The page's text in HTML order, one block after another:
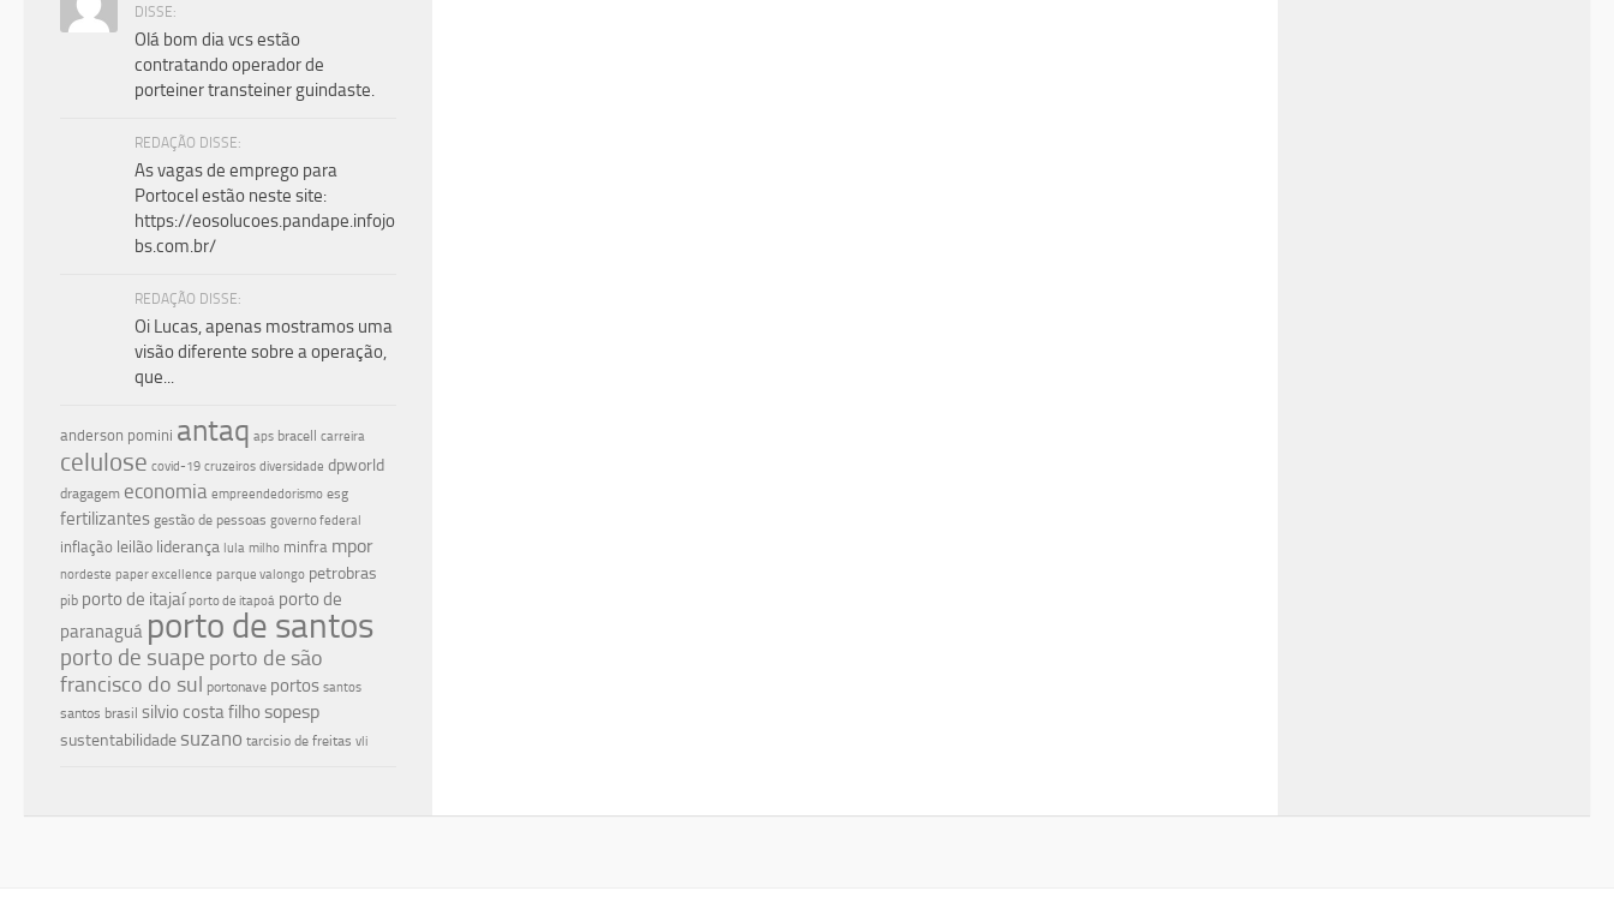
DISSE:
Olá bom dia vcs estão
contratando operador de
porteiner transteiner guindaste.
REDAÇÃO DISSE:
As vagas de emprego para
Portocel estão neste site:
https://eosolucoes.pandape.infojo
bs.com.br/
REDAÇÃO DISSE:
Oi Lucas, apenas mostramos uma
visão diferente sobre a operação,
que...
anderson pomini antaq aps bracell carreira
celulose covid-19 cruzeiros diversidade dpworld
dragagem economia empreendedorismo esg
fertilizantes gestão de pessoas governo federal
inflação leilão liderança lula milho minfra mpor
nordeste paper excellence parque valongo petrobras
pib porto de itajaí porto de itapoá porto de
paranaguá porto de santos
porto de suape porto de são
francisco do sul portonave portos santos
santos brasil silvio costa filho sopesp
sustentabilidadesuzano tarcisio de freitas vli